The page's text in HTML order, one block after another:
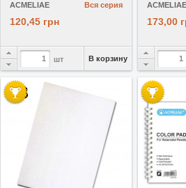
Вся серия
ACMELIAE
120,45 грн
шт В корзину
ACMELIAE
173,00